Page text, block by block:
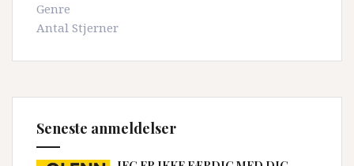
Genre
Antal Stjerner
Seneste anmeldelser